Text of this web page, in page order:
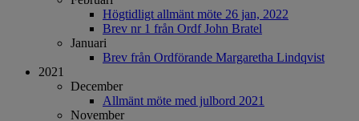
Högtidligt allmänt möte 26 jan, 2022
Brev nr 1 från Ordf John Bratel
Januari
Brev från Ordförande Margaretha Lindqvist
2021
December
Allmänt möte med julbord 2021
November